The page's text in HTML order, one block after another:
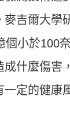
麥吉爾大學
個小於100
什麼傷害
定的健康